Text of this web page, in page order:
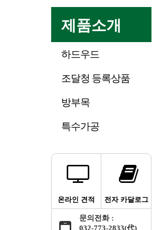
제품소개
하드우드
조달청 등록상품
방부목
특수가공
온라인 견적 전자 카달로그
문의전화 :
032-773-2833(代)